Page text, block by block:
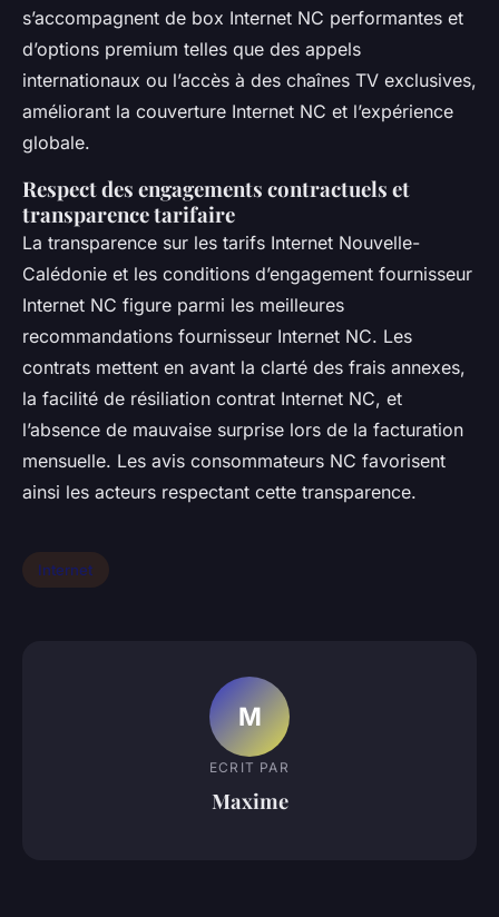
s’accompagnent de box Internet NC performantes et
d’options premium telles que des appels
internationaux ou l’accès à des chaînes TV exclusives,
améliorant la couverture Internet NC et l’expérience
globale.
Respect des engagements contractuels et
transparence tarifaire
La transparence sur les tarifs Internet Nouvelle-
Calédonie et les conditions d’engagement fournisseur
Internet NC figure parmi les meilleures
recommandations fournisseur Internet NC. Les
contrats mettent en avant la clarté des frais annexes,
la facilité de résiliation contrat Internet NC, et
l’absence de mauvaise surprise lors de la facturation
mensuelle. Les avis consommateurs NC favorisent
ainsi les acteurs respectant cette transparence.
Internet
M
ECRIT PAR
Maxime